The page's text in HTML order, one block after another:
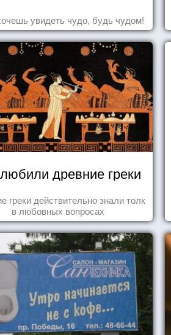
увидеть чудо, будь чудом!
древние греки
греки действительно знали толк
в любовных вопросах